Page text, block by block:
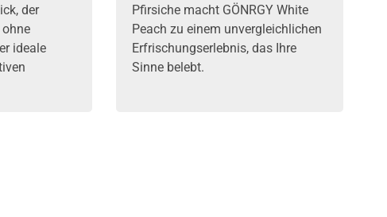
der
ideale
Pfirsiche macht GÖNRGY White
Peach zu einem unvergleichlichen
Erfrischungserlebnis, das Ihre
Sinne belebt.